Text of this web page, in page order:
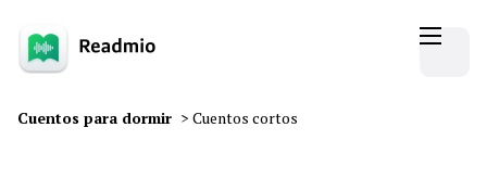
Cuentos para dormir > Cuentos cortos